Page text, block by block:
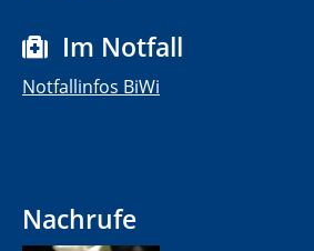
Im Notfall
Notfallinfos BiWi
Nachrufe